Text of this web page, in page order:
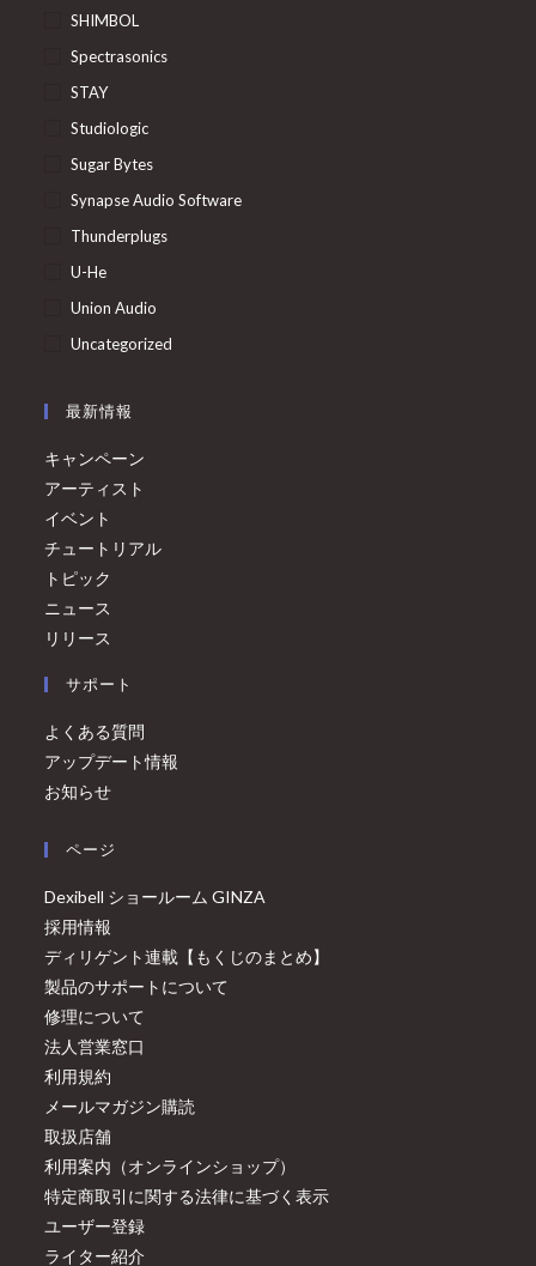
SHIMBOL
Spectrasonics
STAY
Studiologic
Sugar Bytes
Synapse Audio Software
Thunderplugs
U-He
Union Audio
Uncategorized
最新情報
キャンペーン
アーティスト
イベント
チュートリアル
トピック
ニュース
リリース
サポート
よくある質問
アップデート情報
お知らせ
ページ
Dexibell ショールーム GINZA
採用情報
ディリゲント連載【もくじのまとめ】
製品のサポートについて
修理について
法人営業窓口
利用規約
メールマガジン購読
取扱店舗
利用案内（オンラインショップ）
特定商取引に関する法律に基づく表示
ユーザー登録
ライター紹介